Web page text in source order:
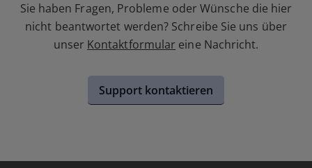
Sie haben Fragen, Probleme oder Wünsche die hier
nicht beantwortet werden? Schreibe Sie uns über
unser Kontaktformular eine Nachricht.
Support kontaktieren